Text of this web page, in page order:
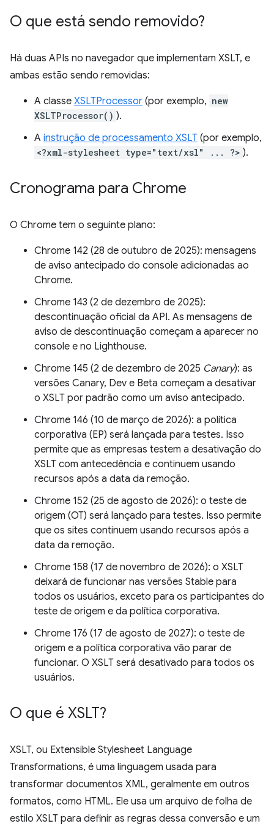
O que está sendo removido?
Há duas APIs no navegador que implementam XSLT, e
ambas estão sendo removidas:
A classe XSLTProcessor (por exemplo, new
XSLTProcessor() ).
A instrução de processamento XSLT (por exemplo,
<?xml-stylesheet type="text/xsl" ... ?> ).
Cronograma para Chrome
O Chrome tem o seguinte plano:
Chrome 142 (28 de outubro de 2025): mensagens
de aviso antecipado do console adicionadas ao
Chrome.
Chrome 143 (2 de dezembro de 2025):
descontinuação oficial da API. As mensagens de
aviso de descontinuação começam a aparecer no
console e no Lighthouse.
Chrome 145 (2 de dezembro de 2025 Canary): as
versões Canary, Dev e Beta começam a desativar
o XSLT por padrão como um aviso antecipado.
Chrome 146 (10 de março de 2026): a política
corporativa (EP) será lançada para testes. Isso
permite que as empresas testem a desativação do
XSLT com antecedência e continuem usando
recursos após a data da remoção.
Chrome 152 (25 de agosto de 2026): o teste de
origem (OT) será lançado para testes. Isso permite
que os sites continuem usando recursos após a
data da remoção.
Chrome 158 (17 de novembro de 2026): o XSLT
deixará de funcionar nas versões Stable para
todos os usuários, exceto para os participantes do
teste de origem e da política corporativa.
Chrome 176 (17 de agosto de 2027): o teste de
origem e a política corporativa vão parar de
funcionar. O XSLT será desativado para todos os
usuários.
O que é XSLT?
XSLT, ou Extensible Stylesheet Language
Transformations, é uma linguagem usada para
transformar documentos XML, geralmente em outros
formatos, como HTML. Ele usa um arquivo de folha de
estilo XSLT para definir as regras dessa conversão e um